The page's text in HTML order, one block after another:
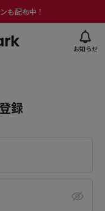
も配布中！
お知らせ
録